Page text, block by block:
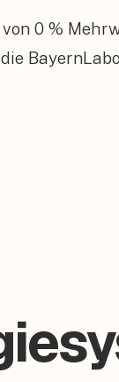
0 %